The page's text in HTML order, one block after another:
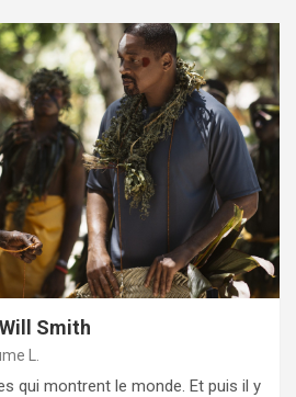
Smith
L.
qui montrent le monde. Et puis il y